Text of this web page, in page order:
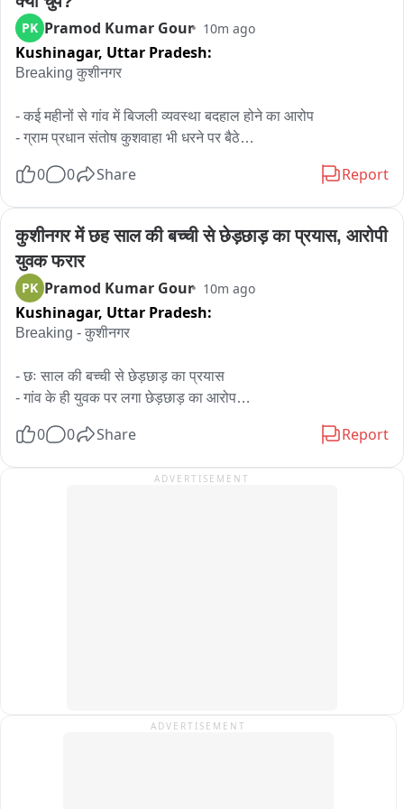
PK Pramod Kumar Gour 10m ago
Kushinagar, Uttar Pradesh:
Breaking कुशीनगर
- कई महीनों से गांव में बिजली व्यवस्था बदहाल होने का आरोप
- ग्राम प्रधान संतोष कुशवाहा भी धरने पर बैठे
- विधायक सुरेंद्र सिंह कुशवाहा को मामले से कराया गया अवगत
- ग्रामीणों का आरोप फिर भी समस्या का नहीं हुआ निदान
- विद्युत विभाग के अधिकारी नहीं सुन रहे ग्रामीणों की फरियाद
- विवश होकर ग्रामीणों ने शुरू किया शांतिपूर्ण धरना ग्रामीणों की मांग
- बिजली समस्या का तत्काल हो समाधान की मांग
- फाजिलनगर विधानसभा क्षेत्र के शाहपुर खलवापट्टी का मामला。
0 0 Share Report
कुशीनगर में छह साल की बच्ची से छेड़छाड़ का प्रयास, आरोपी
युवक फरार
PK Pramod Kumar Gour 10m ago
Kushinagar, Uttar Pradesh:
Breaking - कुशीनगर
- छः साल की बच्ची से छेड़छाड़ का प्रयास
- गांव के ही युवक पर लगा छेड़छाड़ का आरोप
- परिजनों को देख बच्ची को छोड़ फरार हुआ युवक
- कुबेरनाथ थाना क्षेत्र के एक गांव का मामला
0 0 Share Report
ADVERTISEMENT
ADVERTISEMENT